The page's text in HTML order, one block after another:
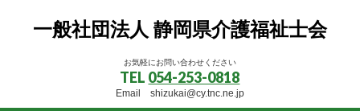
一般社団法人 静岡県介護福祉士会
お気軽にお問い合わせください
TEL 054-253-0818
Email shizukai@cy.tnc.ne.jp